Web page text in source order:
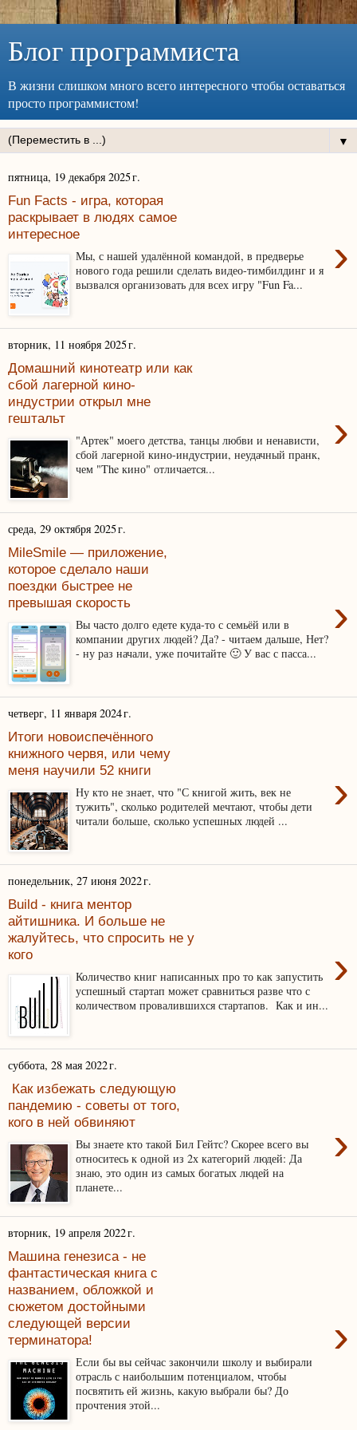
Блог программиста
В жизни слишком много всего интересного чтобы оставаться
просто программистом!
▼
пятница, 19 декабря 2025 г.
Fun Facts - игра, которая
раскрывает в людях самое
интересное
›
Мы, с нашей удалённой командой, в предверье
нового года решили сделать видео-тимбилдинг и я
вызвался организовать для всех игру "Fun Fa...
вторник, 11 ноября 2025 г.
Домашний кинотеатр или как
сбой лагерной кино-
индустрии открыл мне
гештальт
›
"Артек" моего детства, танцы любви и ненависти,
сбой лагерной кино-индустрии, неудачный пранк,
чем "The кино" отличается...
среда, 29 октября 2025 г.
MileSmile — приложение,
которое сделало наши
поездки быстрее не
превышая скорость
›
Вы часто долго едете куда-то с семьёй или в
компании других людей? Да? - читаем дальше, Нет?
- ну раз начали, уже почитайте 🙂 У вас с пасса...
четверг, 11 января 2024 г.
Итоги новоиспечённого
книжного червя, или чему
меня научили 52 книги
›
Ну кто не знает, что "С книгой жить, век не
тужить", сколько родителей мечтают, чтобы дети
читали больше, сколько успешных людей ...
понедельник, 27 июня 2022 г.
Build - книга ментор
айтишника. И больше не
жалуйтесь, что спросить не у
кого
›
Количество книг написанных про то как запустить
успешный стартап может сравниться разве что с
количеством провалившихся стартапов. Как и ин...
суббота, 28 мая 2022 г.
Как избежать следующую
пандемию - советы от того,
кого в ней обвиняют
›
Вы знаете кто такой Бил Гейтс? Скорее всего вы
относитесь к одной из 2х категорий людей: Да
знаю, это один из самых богатых людей на
планете...
вторник, 19 апреля 2022 г.
Машина генезиса - не
фантастическая книга с
названием, обложкой и
сюжетом достойными
следующей версии
терминатора!
›
Если бы вы сейчас закончили школу и выбирали
отрасль с наибольшим потенциалом, чтобы
посвятить ей жизнь, какую выбрали бы? До
прочтения этой...